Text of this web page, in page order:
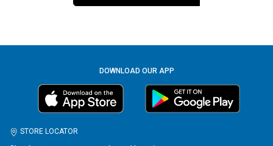
DOWNLOAD OUR APP
STORE LOCATOR